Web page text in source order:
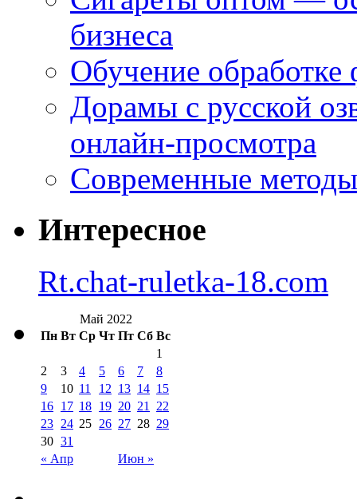
бизнеса
Обучение
Дорамы с русской
онлайн-просмотра
Современные
Интересное
Rt.chat-ruletka-18.com
Май 2022
Пн Вт Ср Чт Пт Сб Вс
« Апр Июн »
1
2
3 4 5 6 7
8
9
10 11 12 13 14 15
16 17 18 19 20 21
22
23 24 25 26 27 28 29
30 31